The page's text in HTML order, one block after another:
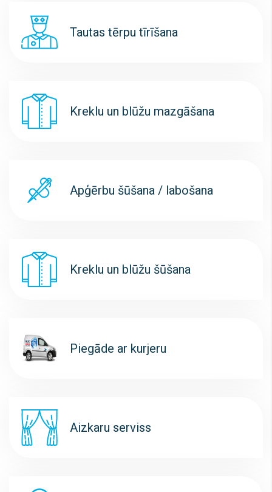
Tautas tērpu tīrīšana
Kreklu un blūžu mazgāšana
Apģērbu šūšana / labošana
Kreklu un blūžu šūšana
Piegāde ar kurjeru
Aizkaru serviss